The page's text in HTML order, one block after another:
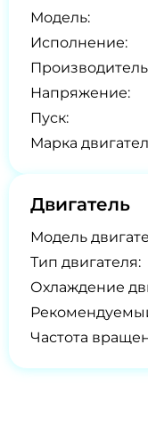
Модель:
Исполнение:
Напряжение:
Пуск:
Марка
Двигатель
Модель
Тип двигателя:
Охлаждение
Частота